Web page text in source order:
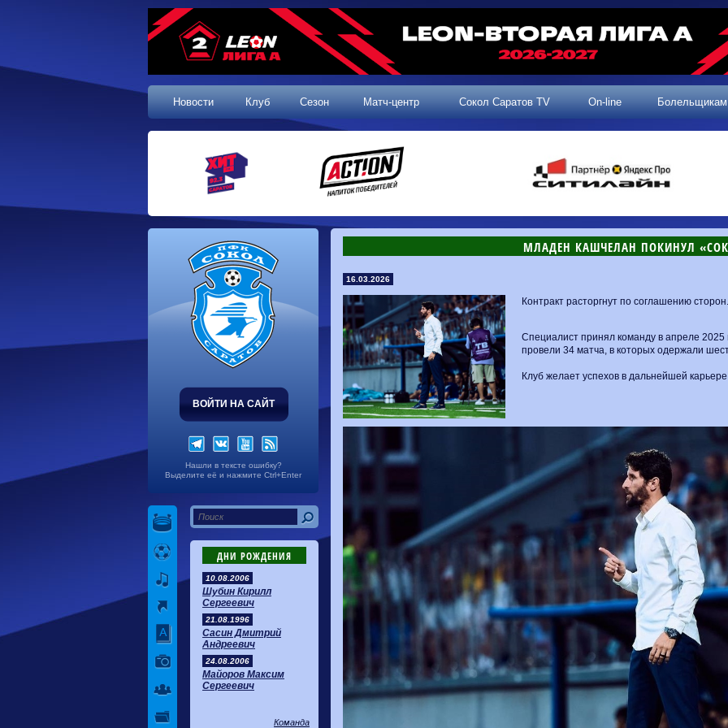
Новости Клуб Сезон Матч-центр Сокол Саратов TV On-line Болельщикам
ВОЙТИ НА САЙТ
Нашли в тексте ошибку?
Выделите её и нажмите Ctrl+Enter
ДНИ РОЖДЕНИЯ
10.08.2006
Шубин Кирилл
Сергеевич
21.08.1996
Сасин Дмитрий
Андреевич
24.08.2006
Майоров Максим
Сергеевич
Команда
​МЛАДЕН КАШЧЕЛАН ПОКИНУЛ
16.03.2026
Контракт расторгнут по соглашению сторон.
Специалист принял команду в апреле 2025
провели 34 матча, в которых одержали
Клуб желает успехов в дальнейшей